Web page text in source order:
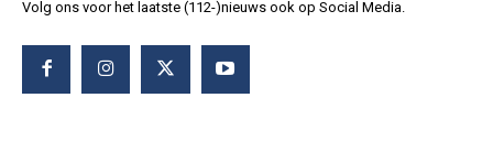
Volg ons voor het laatste (112-)nieuws ook op Social Media.